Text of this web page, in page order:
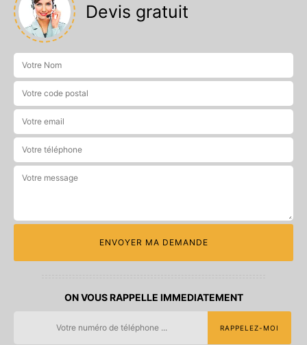
Devis gratuit
ON VOUS RAPPELLE IMMEDIATEMENT